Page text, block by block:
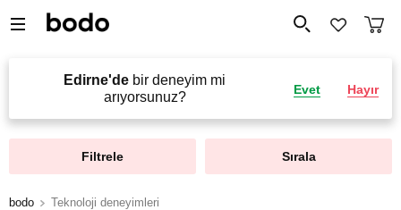
Edirne'de bir deneyim mi
arıyorsunuz?
Evet Hayır
Filtrele Sırala
bodo Teknoloji deneyimleri